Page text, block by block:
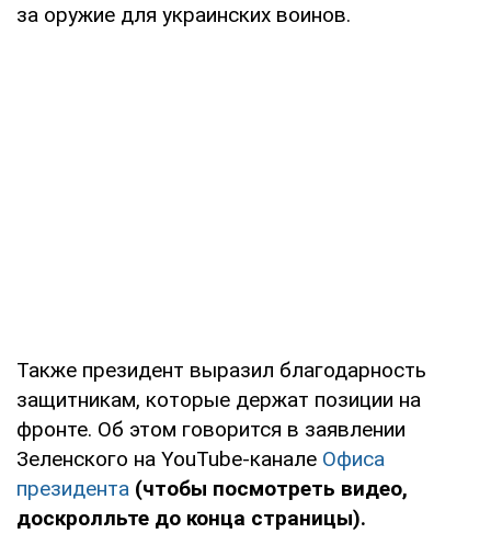
за оружие для украинских воинов.
Также президент выразил благодарность
защитникам, которые держат позиции на
фронте. Об этом говорится в заявлении
Зеленского на YouTube-канале Офиса
президента (чтобы посмотреть видео,
доскролльте до конца страницы).